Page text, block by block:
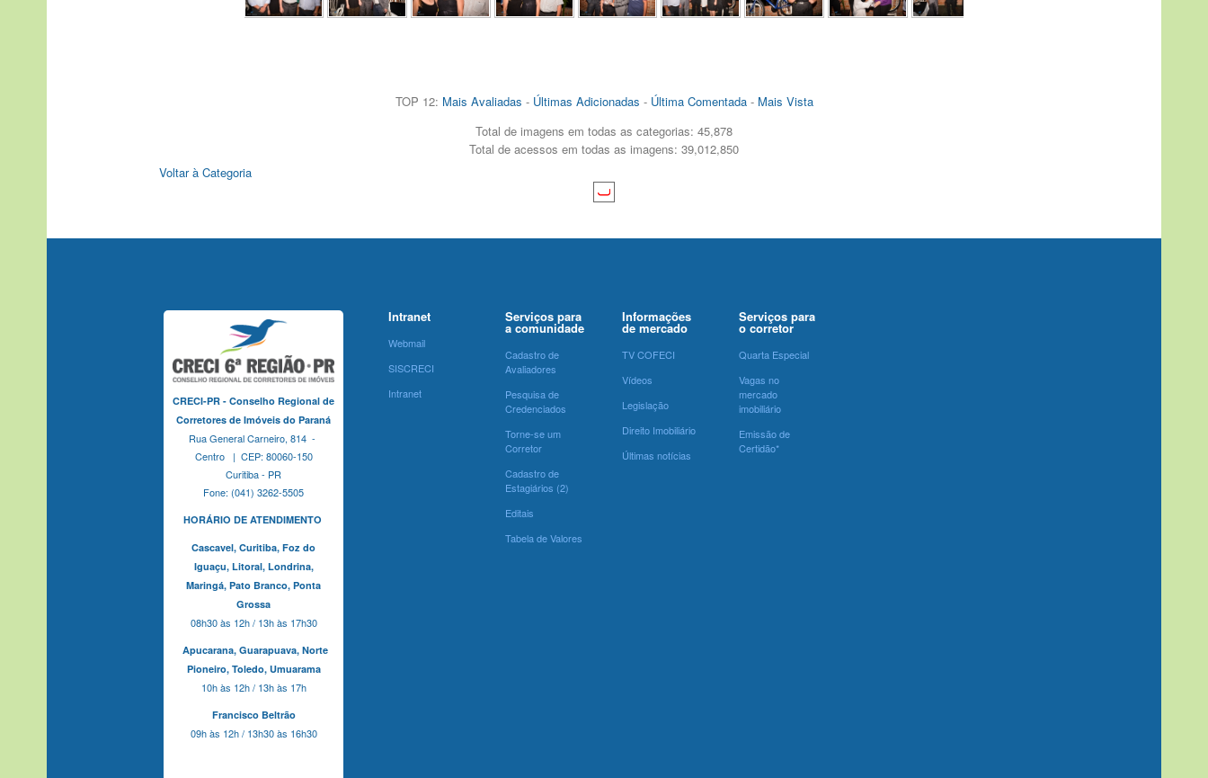
TOP 12: Mais Avaliadas - Últimas Adicionadas - Última Comentada- Mais Vista
Total de imagens em todas as categorias: 45,878
Total de acessos em todas as imagens: 39,012,850
Voltar à Categoria
CRECI-PR - Conselho Regional de
Corretores de Imóveis do Paraná
Rua General Carneiro, 814 -
Centro | CEP: 80060-150
Curitiba - PR
Fone: (041) 3262-5505
HORÁRIO DE ATENDIMENTO
Cascavel, Curitiba, Foz do
Iguaçu, Litoral, Londrina,
Maringá, Pato Branco, Ponta
Grossa
08h30 às 12h / 13h às 17h30
Apucarana, Guarapuava, Norte
Pioneiro, Toledo, Umuarama
10h às 12h / 13h às 17h
Francisco Beltrão
09h às 12h / 13h30 às 16h30
Intranet
Webmail
SISCRECI
Intranet
Serviços para
a comunidade
Cadastro de
Avaliadores
Pesquisa de
Credenciados
Torne-se um
Corretor
Cadastro de
Estagiários (2)
Editais
Tabela de Valores
Informações
de mercado
TV COFECI
Vídeos
Legislação
Direito Imobiliário
Últimas notícias
Serviços para
o corretor
Quarta Especial
Vagas no
mercado
imobiliário
Emissão de
Certidão*